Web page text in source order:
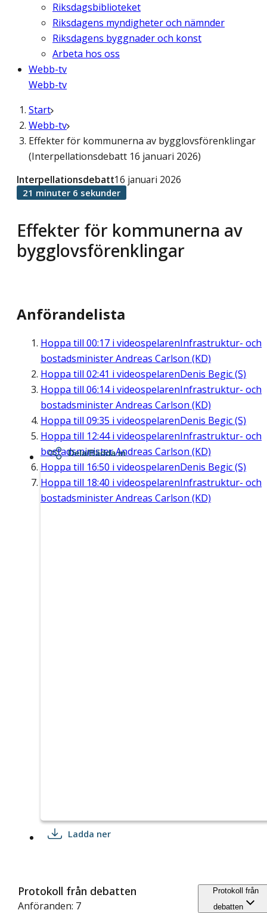
Riksdagsbiblioteket
Riksdagens myndigheter och nämnder
Riksdagens byggnader och konst
Arbeta hos oss
Webb-tv
Webb-tv
Start
Webb-tv
Effekter för kommunerna av bygglovsförenklingar
(Interpellationsdebatt 16 januari 2026)
Effekter för kommunerna av
bygglovsförenklingar
Interpellationsdebatt16 januari 2026
21 minuter 6 sekunder
Anförandelista
Hoppa till 00:17 i videospelarenInfrastruktur- och
bostadsminister Andreas Carlson (KD)
Hoppa till 02:41 i videospelarenDenis Begic (S)
Hoppa till 06:14i videospelarenInfrastruktur- och
bostadsminister Andreas Carlson (KD)
Hoppa till 09:35 i videospelarenDenis Begic (S)
Hoppa till 12:44i videospelarenInfrastruktur- och
bostadsminister Andreas Carlson (KD)
Hoppa till 16:50 i videospelarenDenis Begic (S)
Hoppa till 18:40 i videospelarenInfrastruktur- och
bostadsminister Andreas Carlson (KD)
Dela/Bädda in
Ladda ner
Protokoll från debatten
Anföranden: 7
Protokoll från
debatten